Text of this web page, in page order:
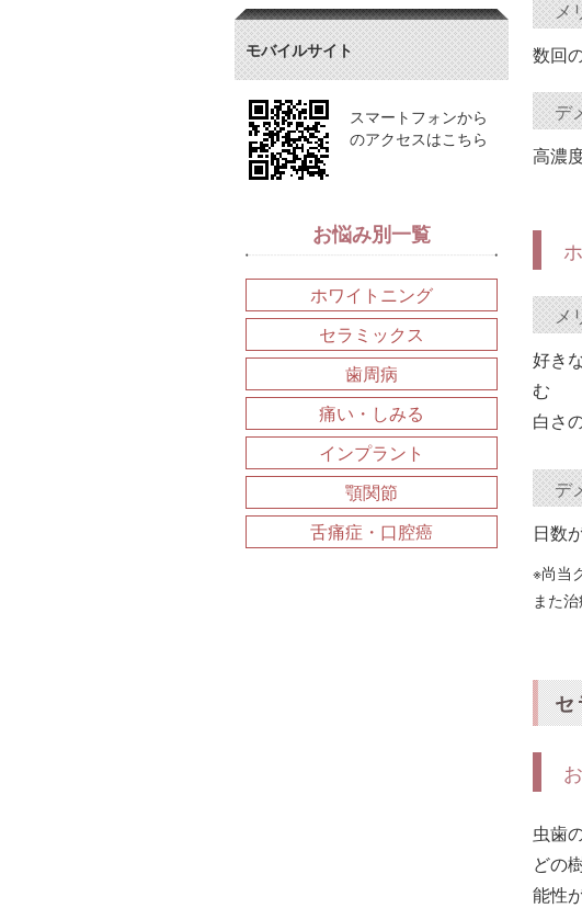
メ
数回
デ
高濃
メ
好き
む
白さ
デ
日数
※尚当
また
セ
虫歯
どの
能性
モバイルサイト
スマートフォンから
のアクセスはこちら
お悩み別一覧
ホワイトニング
セラミックス
歯周病
痛い・しみる
インプラント
顎関節
舌痛症・口腔癌